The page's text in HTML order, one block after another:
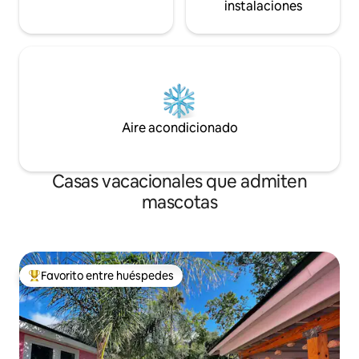
instalaciones
Aire acondicionado
Casas vacacionales que admiten
mascotas
Favorito entre huéspedes preferido
Favorito entre huéspedes